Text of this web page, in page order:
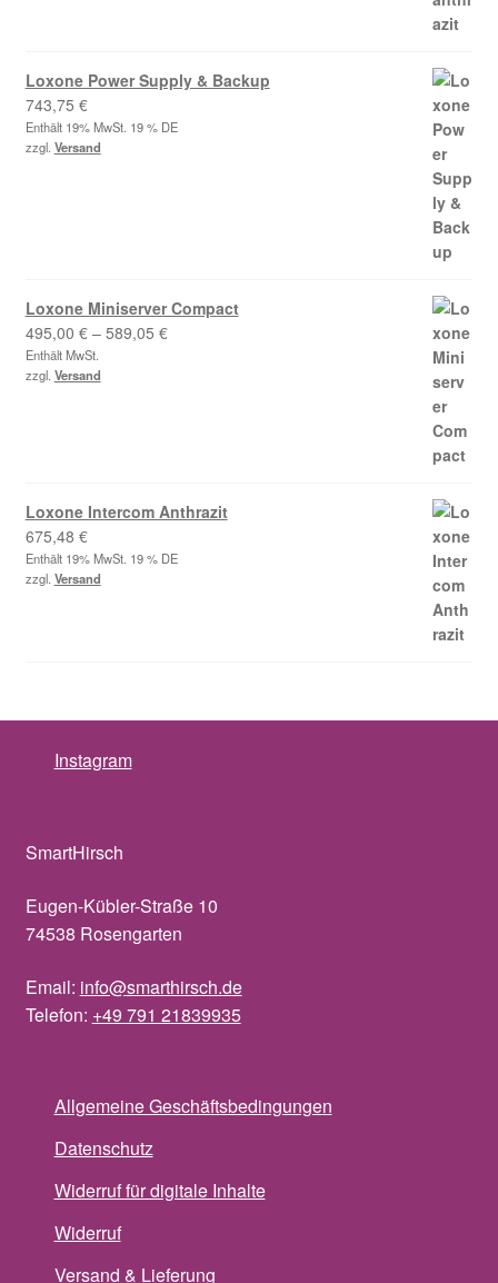
Loxone Power Supply & Backup
743,75 €
Enthält 19% MwSt. 19 % DE
zzgl. Versand
Loxone Miniserver Compact
495,00 € – 589,05 €Preisspanne:
Enthält MwSt.
zzgl. Versand
Loxone Intercom Anthrazit
675,48 €
Enthält 19% MwSt. 19 % DE
zzgl. Versand
Instagram
SmartHirsch
Eugen-Kübler-Straße 10
74538 Rosengarten
Email: info@smarthirsch.de
Telefon: +49 791 21839935
Allgemeine Geschäftsbedingungen
Datenschutz
Widerruf für digitale Inhalte
Widerruf
Versand & Lieferung